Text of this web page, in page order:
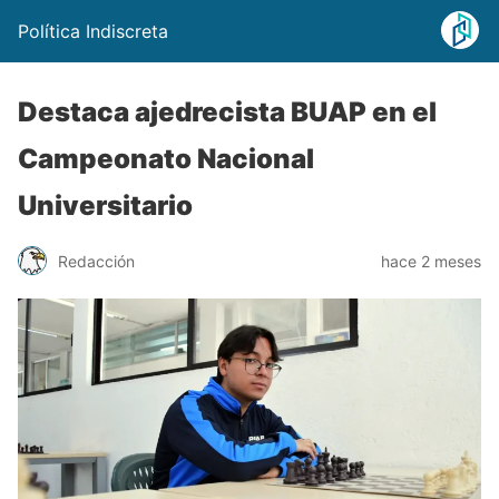
Política Indiscreta
Destaca ajedrecista BUAP en el
Campeonato Nacional
Universitario
Redacción hace 2 meses